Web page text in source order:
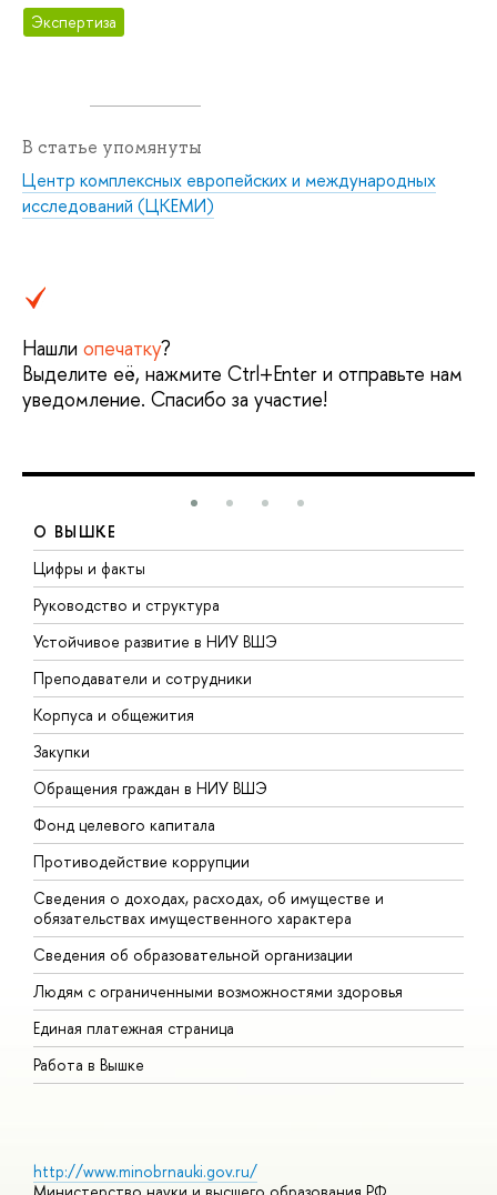
Экспертиза
В статье упомянуты
Центр комплексных европейских и международных
исследований (ЦКЕМИ)
Нашли опечатку?
Выделите её, нажмите Ctrl+Enter и отправьте нам
уведомление. Спасибо за участие!
О ВЫШКЕ
Цифры и факты
Руководство и структура
Устойчивое развитие в НИУ ВШЭ
Преподаватели и сотрудники
Корпуса и общежития
Закупки
Обращения граждан в НИУ ВШЭ
Фонд целевого капитала
Противодействие коррупции
Сведения о доходах, расходах, об имуществе и
обязательствах имущественного характера
Сведения об образовательной организации
Людям с ограниченными возможностями здоровья
Единая платежная страница
Работа в Вышке
http://www.minobrnauki.gov.ru/